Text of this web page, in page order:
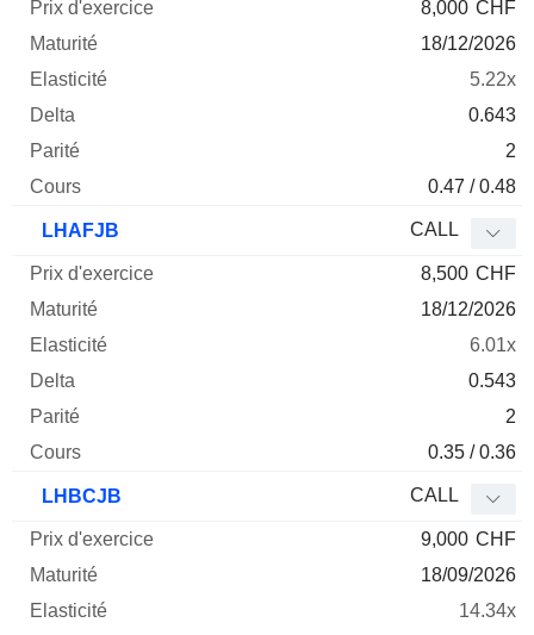
8,000 CHF
18/12/2026
5.22x
0.643
2
0.47 / 0.48
LHAFJB CALL
8,500 CHF
18/12/2026
6.01x
0.543
2
0.35 / 0.36
LHBCJB CALL
9,000 CHF
18/09/2026
14.34x